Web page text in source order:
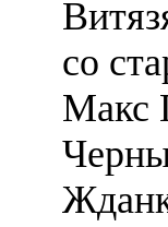
со
Макс